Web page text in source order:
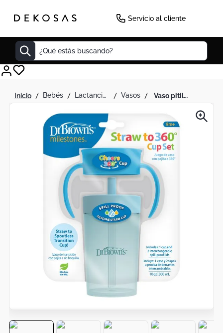
Servicio al cliente
¿Qué estás buscando?
bebés lactancia y alimentación del bebe vasos vaso pitillo cheers 2 en 1 azul
Decoracion
Mesas Noche